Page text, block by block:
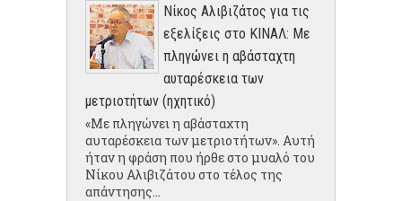
Νίκος Αλιβιζάτος για τις
εξελίξεις στο ΚΙΝΑΛ: Με
πληγώνει η αβάσταχτη
αυταρέσκεια των
μετριοτήτων (ηχητικό)
«Με πληγώνει η αβάσταχτη
αυταρέσκεια των μετριοτήτων». Αυτή
ήταν η φράση που ήρθε στο μυαλό του
Νίκου Αλιβιζάτου στο τέλος της
απάντησης...